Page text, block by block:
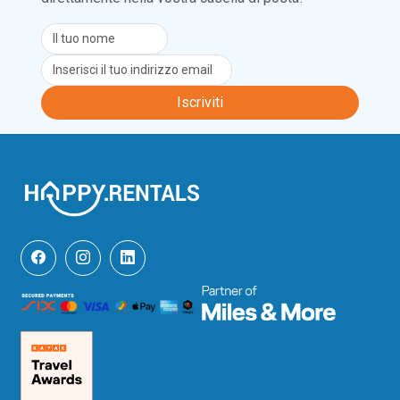
artigianali locali e prodotti freschi. Il
ristorante più vicino dista 5 minuti a
piedi e ci sono due supermercati a
meno di 10 minuti a piedi dalla struttura.
per il Parco Nazionale dell’Arcipelago
della Maddalena, un’area marina
protetta famosa per le sue splendide
isole, le spiagge e la variegata vita
marina. Dal porto turistico sono inoltre
disponibili escursioni in barca e servizi di
noleggio.
L’aeroporto internazionale più vicino è
quello di Olbia, a 35 minuti di auto
dall’appartamento.
Iscriviti